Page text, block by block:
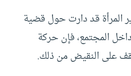
المرأة قد دارت حول قضية
المجتمع، فإن حركة
على النقيض من ذلك.